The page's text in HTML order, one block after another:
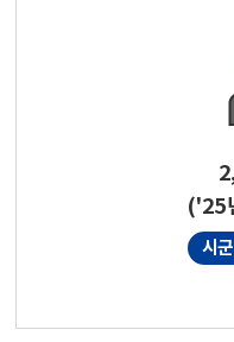
('25
시